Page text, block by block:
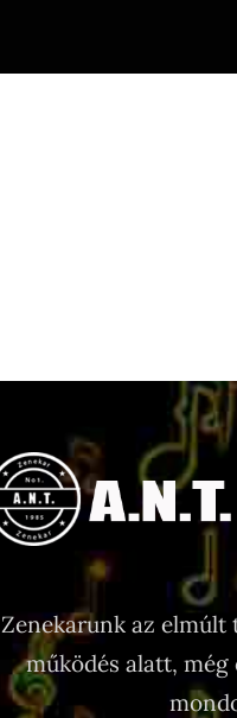
Zenekarunk az
működés alatt, még